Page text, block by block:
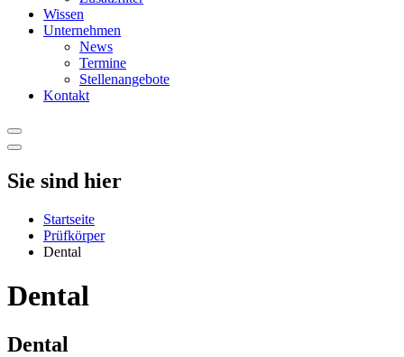
Wissen
Unternehmen
News
Termine
Stellenangebote
Kontakt
Sie sind hier
Startseite
Prüfkörper
Dental
Dental
Dental